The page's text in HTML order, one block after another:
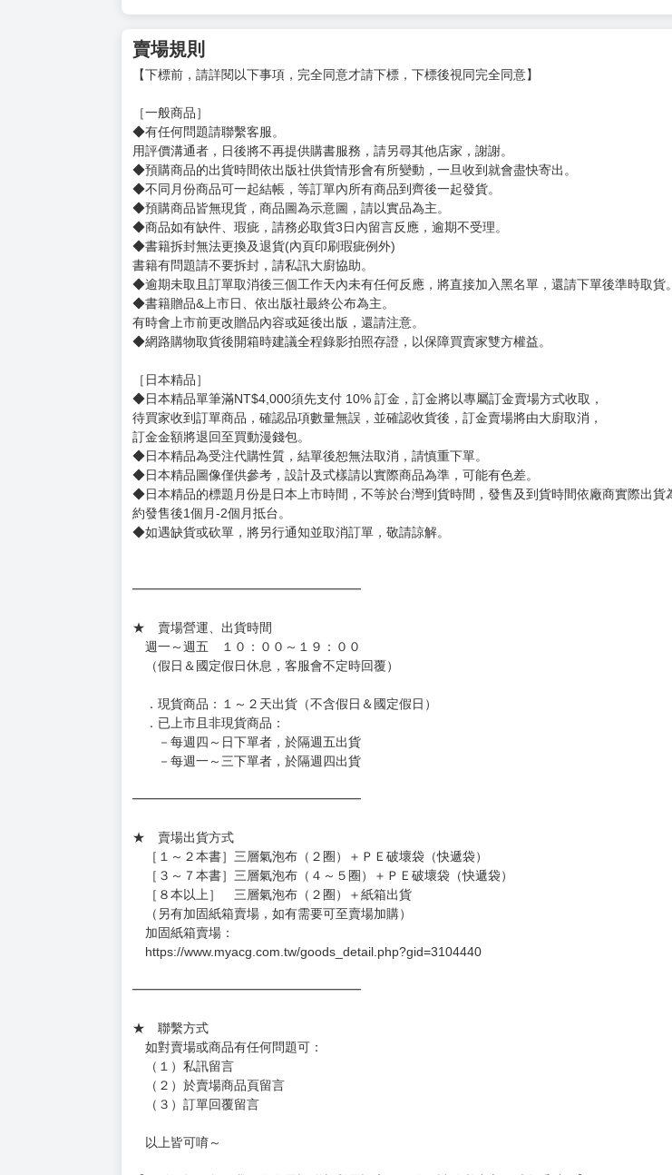
賣場規則
【下標前，請詳閱以下事項，完全同意才請下標，下標後視同完全同意】
［一般商品］
◆有任何問題請聯繫客服。
用評價溝通者，日後將不再提供購書服務，請另尋其他店家，謝謝。
◆不同月份商品可一起結帳，等訂單內所有商品到齊後一起發貨。
◆預購商品皆無現貨，商品圖為示意圖，請以實品為主。
◆商品如有缺件、瑕疵，請務必取貨3日內留言反應，逾期不受理。
◆書籍拆封無法更換及退貨(內頁印刷瑕疵例外)
書籍有問題請不要拆封，請私訊大廚協助。
◆逾期未取且訂單取消後三個工作天內未有任何反應，將直接加入黑名單，還請下單後準時取貨。
◆書籍贈品&上市日、依出版社最終公布為主。
有時會上市前更改贈品內容或延後出版，還請注意。
◆網路購物取貨後開箱時建議全程錄影拍照存證，以保障買賣家雙方權益。
訂金金額將退回至買動漫錢包。
◆日本精品為受注代購性質，結單後恕無法取消，請慎重下單。
◆日本精品圖像僅供參考，設計及式樣請以實際商品為準，可能有色差。
約發售後1個月-2個月抵台。
◆如遇缺貨或砍單，將另行通知並取消訂單，敬請諒解。
週一～週五 １０：００～１９：００
（假日＆國定假日休息，客服會不定時回覆）
．現貨商品：１～２天出貨（不含假日＆國定假日）
．已上市且非現貨商品：
－每週四～日下單者，於隔週五出貨
－每週一～三下單者，於隔週四出貨
★ 賣場出貨方式
［１～２本書］三層氣泡布（２圈）＋ＰＥ破壞袋（快遞袋）
［３～７本書］三層氣泡布（４～５圈）＋ＰＥ破壞袋（快遞袋）
［８本以上］ 三層氣泡布（２圈）＋紙箱出貨
（另有加固紙箱賣場，如有需要可至賣場加購）
https://www.myacg.com.tw/goods_detail.php?gid=3104440